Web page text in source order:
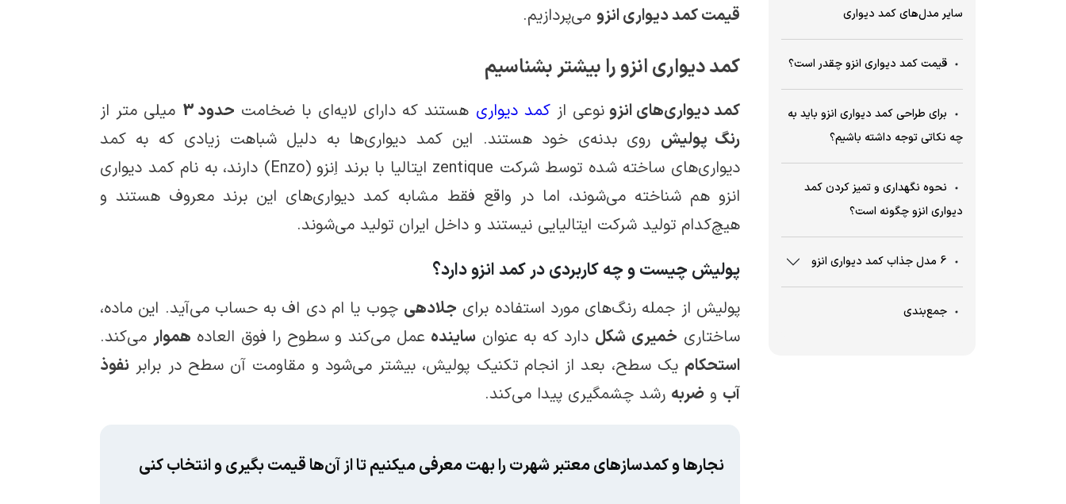
سایر مدل‌های کمد دیواری
قیمت کمد دیواری انزو چقدر است؟
برای طراحی کمد دیواری انزو باید به
چه نکاتی توجه داشته باشیم؟
نحوه نگهداری و تمیز کردن کمد
دیواری انزو چگونه است؟
6 مدل جذاب کمد دیواری انزو
جمع‌بندی
قیمتکمد دیواری انزو می‌پردازیم.
کمد دیواری انزو را بیشتر بشناسیم
کمد دیواری‌های انزو نوعی ازکمد دیواری هستند که دارای لایه‌ای با ضخامت حدود 3
میلی متر از
رنگ پولیش روی بدنه‌ی خود هستند. این کمد دیواری‌ها به دلیل شباهت زیادی که به کمد
دیواری‌های ساخته شده توسط شرکت zentique ایتالیا با برند اِنزو (Enzo) دارند، به نام کمد دیواری
انزو هم شناخته می‌شوند، اما در واقع فقط مشابه کمد دیواری‌های این برند معروف هستند و
هیچ‌کدام تولید شرکت ایتالیایی نیستند و داخل ایران تولید می‌شوند.
پولیش چیست و چه کاربردی در کمد انزو دارد؟
پولیش از جمله رنگ­‌های مورد استفاده برای جلادهی چوب­ یا ام دی اف به حساب می‌آید. این ماده،
ساختاری خمیری شکل دارد که به عنوان ساینده عمل می‌کند و سطوح را فوق العاده هموار می‌کند.
استحکام یک سطح، بعد از انجام تکنیک پولیش، بیشتر می‌شود و مقاومت آن سطح در برابر نفوذ
آب و ضربه رشد چشمگیری پیدا می‌کند.
نجارها و کمدسازهای معتبر شهرت را بهت معرفی میکنیم تا از آن‌ها قیمت بگیری و انتخاب کنی